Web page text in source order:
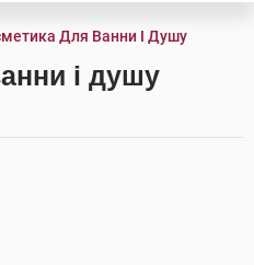
Для Ванни І Душу
і душу